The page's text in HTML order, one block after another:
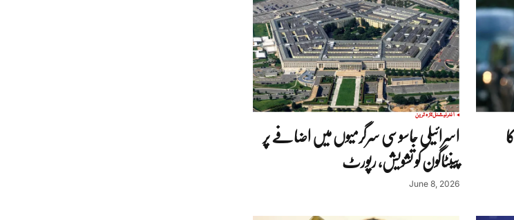
انٹرنیشنلتازہ ترین
اسرائیلی جاسوسی سرگرمیوں میں اضافے پر
پینٹاگون کو تشویش، رپورٹ
June 8, 2026